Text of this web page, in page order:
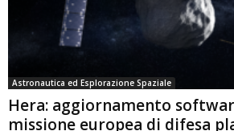
Astronautica ed Esplorazione Spaziale
Hera: aggiornamento
missione europea di difesa